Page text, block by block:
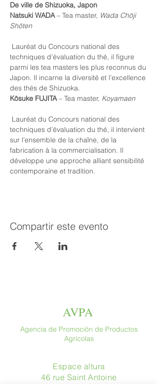
De ville de Shizuoka, Japon
Natsuki WADA – Tea master, Wada Chōji
Shōten
techniques d’évaluation du thé, il figure
parmi les tea masters les plus reconnus du
Japon. Il incarne la diversité et l’excellence
des thés de Shizuoka.
Kōsuke FUJITA – Tea master, Koyamaen
techniques d’évaluation du thé, il intervient
sur l’ensemble de la chaîne, de la
fabrication à la commercialisation. Il
développe une approche alliant sensibilité
contemporaine et tradition.
Compartir este evento
AVPA
Agencia de Promoción de Productos
Agrícolas
Espace altura
46 rue Saint Antoine